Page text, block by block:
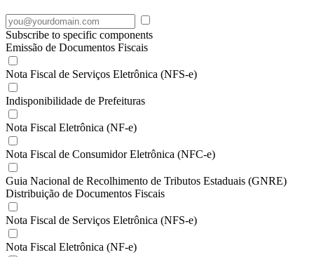
Subscribe to specific components
Emissão de Documentos Fiscais
Nota Fiscal de Serviços Eletrônica (NFS-e)
Indisponibilidade de Prefeituras
Nota Fiscal Eletrônica (NF-e)
Nota Fiscal de Consumidor Eletrônica (NFC-e)
Guia Nacional de Recolhimento de Tributos Estaduais (GNRE)
Distribuição de Documentos Fiscais
Nota Fiscal de Serviços Eletrônica (NFS-e)
Nota Fiscal Eletrônica (NF-e)